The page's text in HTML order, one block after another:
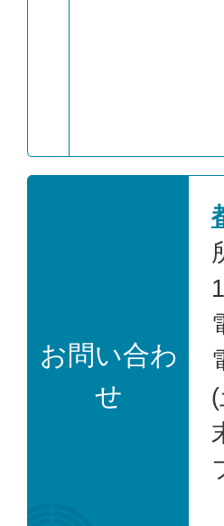
お問い合わ
せ
1